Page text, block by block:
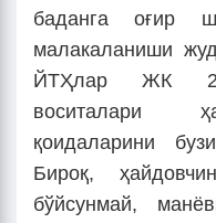
баданга оғир
малакаланиши
ЙТҲлар ЖК
воситалари
қоидаларини
Бироқ,
бўйсунмай,